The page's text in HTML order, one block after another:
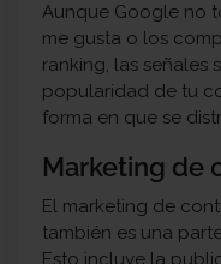
Aunque Google no
me gusta o los
ranking, las señales
popularidad de tu
forma en que se
Marketing de
El marketing de
también es una
Esto incluye la